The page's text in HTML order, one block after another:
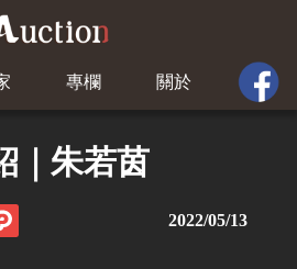
專欄 關於
｜朱若茵
2022/05/13